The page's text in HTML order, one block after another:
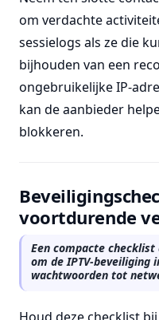
om verdachte
sessielogs als ze die
bijhouden van een
ongebruikelijke IP-
kan de aanbieder
blokkeren.
voortdurende
Een compacte
om de IPTV-beveiliging
wachtwoorden tot